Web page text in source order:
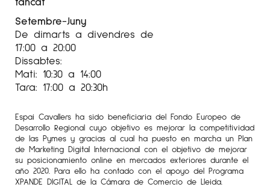
Setembre-Juny
De dimarts a divendres de
17:00 a 20:00
Dissabtes:
Mati: 10:30 a 14:00
Tara: 17:00 a 20:30h
Espai Cavallers ha sido beneficiaria del Fondo Europeo de
Desarrollo Regional cuyo objetivo es mejorar la competitividad
de las Pymes y gracias al cual ha puesto en marcha un Plan
de Marketing Digital Internacional con el objetivo de mejorar
su posicionamiento online en mercados exteriores durante el
año 2020. Para ello ha contado con el apoyo del Programa
XPANDE DIGITAL de la Cámara de Comercio de Lleida.